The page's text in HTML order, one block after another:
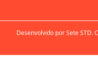
Desenvolvido por Sete STD.